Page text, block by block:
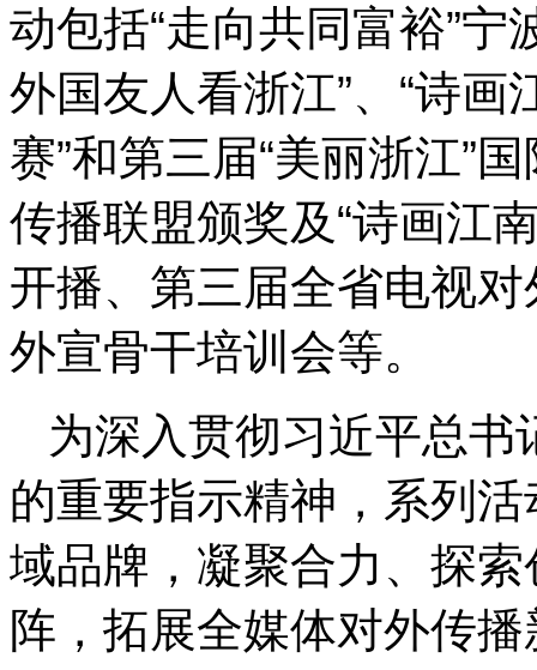
动包括“走向共同富裕”宁
外国友人看浙江”、“诗
赛”和第三届“美丽浙江”
传播联盟颁奖及“诗画江
开播、第三届全省电视
外宣骨干培训会等。
为深入贯彻习近平总
的重要指示精神，系列
域品牌，凝聚合力、探
阵，拓展全媒体对外传